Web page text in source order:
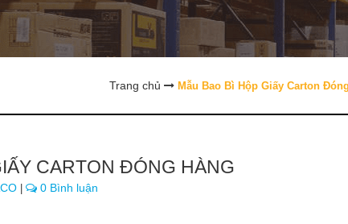
Trang chủ Mẫu Bao Bì Hộp Giấy Carton
CARTON ĐÓNG HÀNG
0 Bình luận